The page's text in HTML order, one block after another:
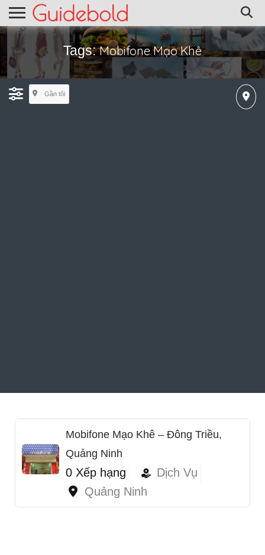
Tags:Mobifone Mạo Khê
Gần tôi
Mobifone Mạo Khê – Đông Triều,
Quảng Ninh
0 Xếp hạng
Dịch Vụ
Quảng Ninh